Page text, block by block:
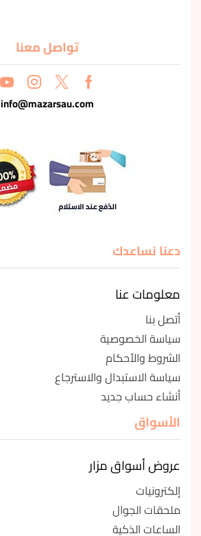
تواصل معنا
info@mazarsau.com
دعنا نساعدك
معلومات عنا
أتصل بنا
سياسة الخصوصية
الشروط والأحكام
سياسة الاستبدال والاسترجاع
أنشاء حساب جديد
الأسواق
عروض أسواق مزار
إلكترونيات
ملحقات الجوال
الساعات الذكية